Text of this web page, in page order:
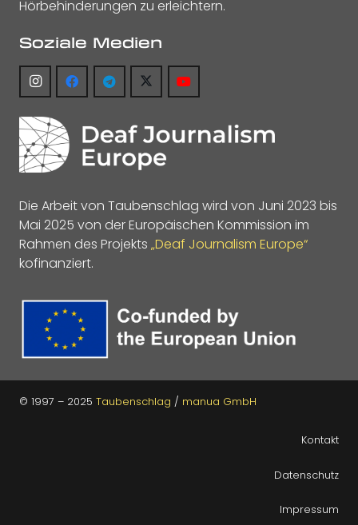
Hörbehinderungen zu erleichtern.
Soziale Medien
Die Arbeit von Taubenschlag wird von Juni 2023 bis
Mai 2025 von der Europäischen Kommission im
Rahmen des Projekts „Deaf Journalism Europe“
kofinanziert.
© 1997 – 2025 Taubenschlag / manua GmbH
Kontakt
Datenschutz
Impressum